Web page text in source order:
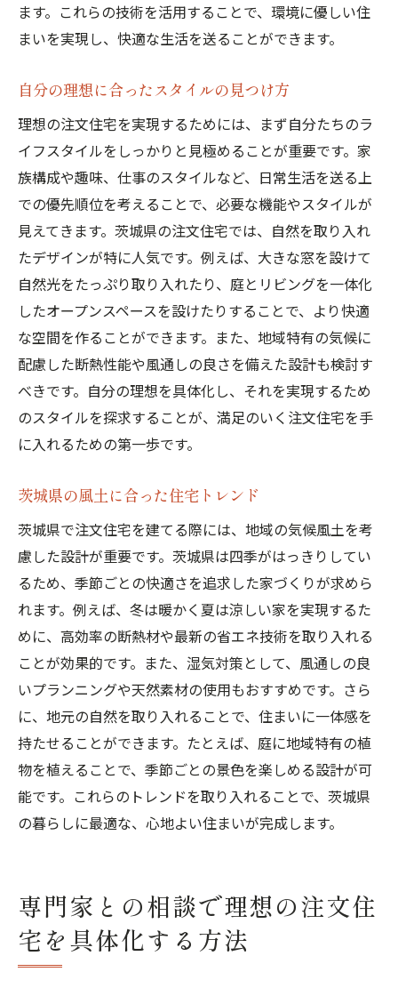
ます。これらの技術を活用することで、環境に優しい住
まいを実現し、快適な生活を送ることができます。
自分の理想に合ったスタイルの見つけ方
理想の注文住宅を実現するためには、まず自分たちのラ
イフスタイルをしっかりと見極めることが重要です。家
族構成や趣味、仕事のスタイルなど、日常生活を送る上
での優先順位を考えることで、必要な機能やスタイルが
見えてきます。茨城県の注文住宅では、自然を取り入れ
たデザインが特に人気です。例えば、大きな窓を設けて
自然光をたっぷり取り入れたり、庭とリビングを一体化
したオープンスペースを設けたりすることで、より快適
な空間を作ることができます。また、地域特有の気候に
配慮した断熱性能や風通しの良さを備えた設計も検討す
べきです。自分の理想を具体化し、それを実現するため
のスタイルを探求することが、満足のいく注文住宅を手
に入れるための第一歩です。
茨城県の風土に合った住宅トレンド
茨城県で注文住宅を建てる際には、地域の気候風土を考
慮した設計が重要です。茨城県は四季がはっきりしてい
るため、季節ごとの快適さを追求した家づくりが求めら
れます。例えば、冬は暖かく夏は涼しい家を実現するた
めに、高効率の断熱材や最新の省エネ技術を取り入れる
ことが効果的です。また、湿気対策として、風通しの良
いプランニングや天然素材の使用もおすすめです。さら
に、地元の自然を取り入れることで、住まいに一体感を
持たせることができます。たとえば、庭に地域特有の植
物を植えることで、季節ごとの景色を楽しめる設計が可
能です。これらのトレンドを取り入れることで、茨城県
の暮らしに最適な、心地よい住まいが完成します。
専門家との相談で理想の注文住
宅を具体化する方法